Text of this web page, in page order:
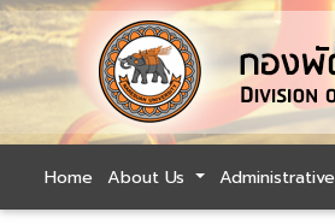
Home About Us Administrative